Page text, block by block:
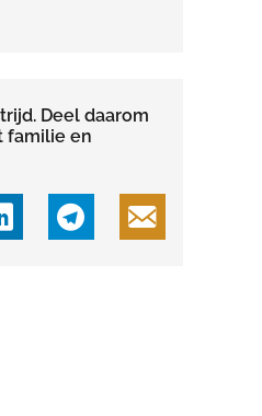
Deel daarom
familie en